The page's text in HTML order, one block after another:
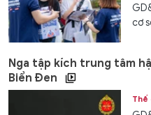
cơ
Nga tập kích trung tâm
Biển Đen
Thế